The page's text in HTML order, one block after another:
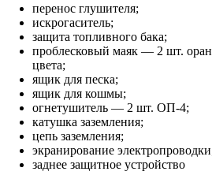
перенос глушителя;
искрогаситель;
защита топливного бака;
проблесковый маяк — 2 шт.
цвета;
ящик для песка;
ящик для кошмы;
огнетушитель — 2 шт. ОП-4;
катушка заземления;
цепь заземления;
экранирование
заднее защитное устройство